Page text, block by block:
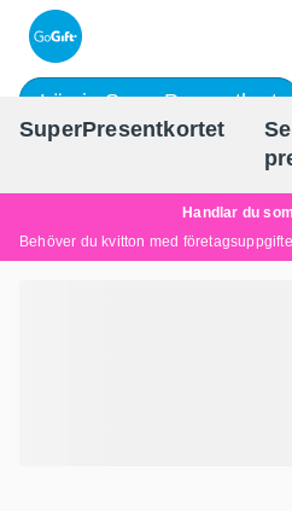
Lös in SuperPresentkort
SuperPresentkortet
Handlar du